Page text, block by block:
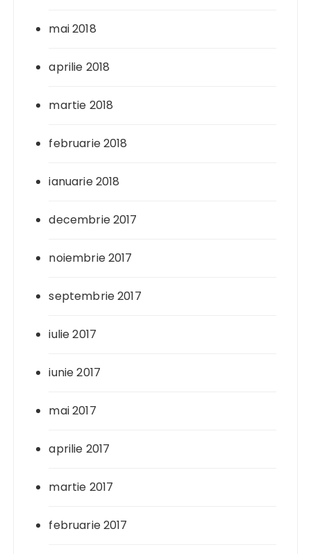
mai 2018
aprilie 2018
martie 2018
februarie 2018
ianuarie 2018
decembrie 2017
noiembrie 2017
septembrie 2017
iulie 2017
iunie 2017
mai 2017
aprilie 2017
martie 2017
februarie 2017